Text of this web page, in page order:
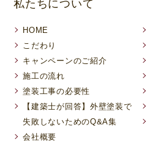
私たちについて
HOME
こだわり
キャンペーンのご紹介
施工の流れ
塗装工事の必要性
【建築士が回答】外壁塗装で
失敗しないためのQ&A集
会社概要